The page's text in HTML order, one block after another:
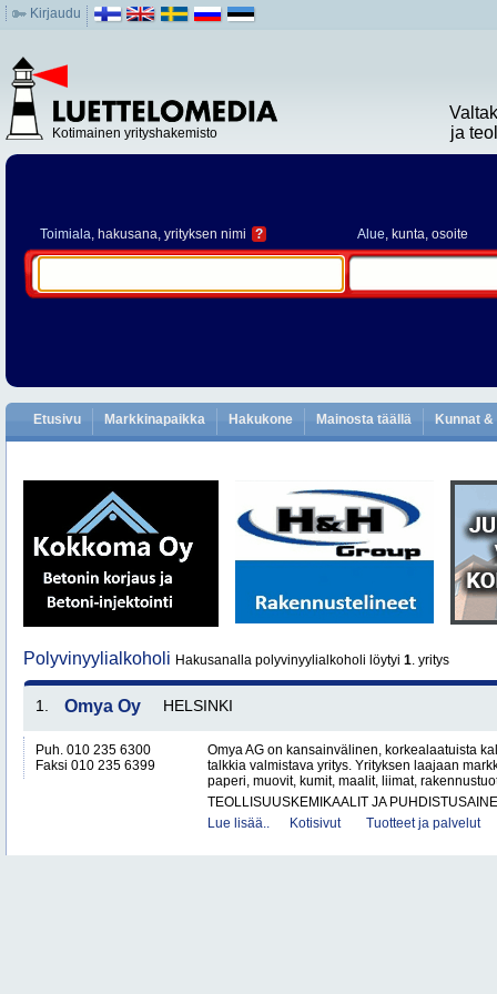
Kirjaudu
Kotimainen yrityshakemisto
ja
Toimiala, hakusana, yrityksen nimi ? Alue, kunta, osoite
Etusivu Markkinapaikka Hakukone Mainosta täällä Kunnat
Polyvinyylialkoholi Hakusanalla polyvinyylialkoholi löytyi 1. yritys
1. Omya Oy HELSINKI
Puh. 010 235 6300
Faksi 010 235 6399
Omya AG on kansainvälinen, korkealaatuista
talkkia valmistava yritys. Yrityksen laajaan
paperi, muovit, kumit, maalit, liimat,
TEOLLISUUSKEMIKAALIT JA
Lue lisää..
Kotisivut Tuotteet ja palvelut